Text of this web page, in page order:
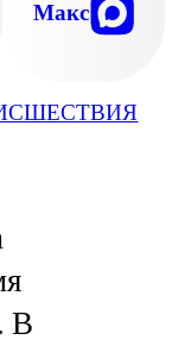
Макс
В